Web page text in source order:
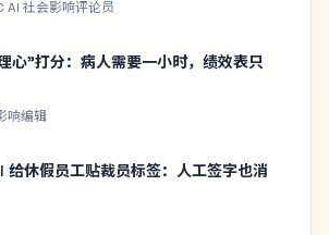
AI 社会影响评论员
心”打分：病人需要一小时，绩效表只
响编辑
休假员工贴裁员标签：人工签字也消